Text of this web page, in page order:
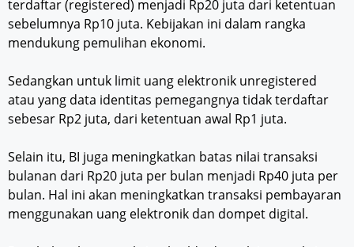
terdaftar (registered) menjadi Rp20 juta dari ketentuan
sebelumnya Rp10 juta. Kebijakan ini dalam rangka
mendukung pemulihan ekonomi.
Sedangkan untuk limit uang elektronik unregistered
atau yang data identitas pemegangnya tidak terdaftar
sebesar Rp2 juta, dari ketentuan awal Rp1 juta.
Selain itu, BI juga meningkatkan batas nilai transaksi
bulanan dari Rp20 juta per bulan menjadi Rp40 juta per
bulan. Hal ini akan meningkatkan transaksi pembayaran
menggunakan uang elektronik dan dompet digital.